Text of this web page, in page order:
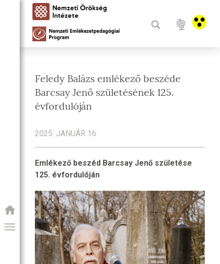
Feledy Balázs emlékező beszéde
Barcsay Jenő születésének 125.
évfordulóján
2025. JANUÁR 16.
Emlékező beszéd Barcsay Jenő születése
125. évfordulóján